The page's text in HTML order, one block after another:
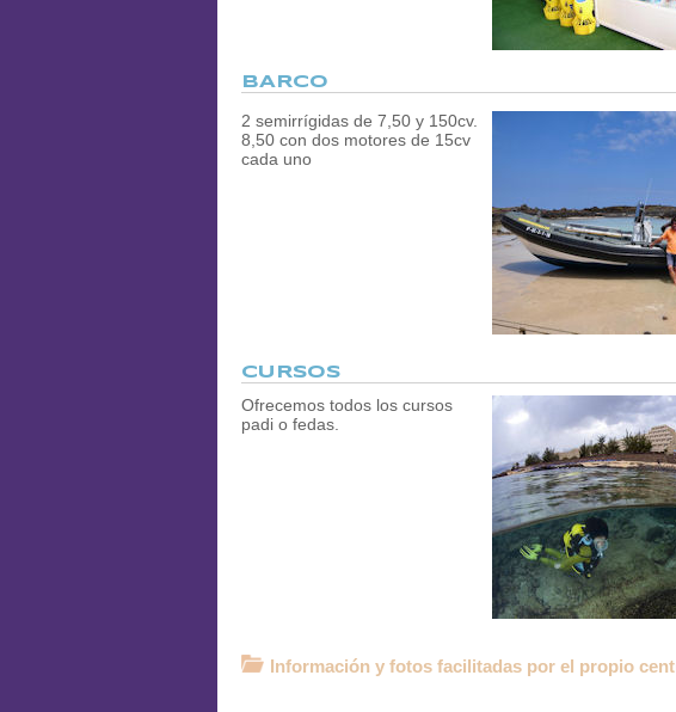
BARCO
2 semirrígidas de 7,50 y 150cv.
8,50 con dos motores de 15cv
cada uno
CURSOS
Ofrecemos todos los cursos
padi o fedas.
Información y fotos facilitadas por el propio